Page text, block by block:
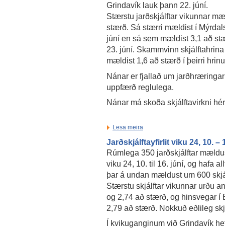
Grindavík lauk þann 22. júní.
Stærstu jarðskjálftar vikunnar
stærð. Sá stærri mældist í
júní en sá sem mældist 3,1 að
23. júní. Skammvinn
mældist 1,6 að stærð í þeirri
Nánar er fjallað um
uppfærð reglulega.
Nánar má skoða skjálftavirkni
Lesa meira
Jarðskjálftayfirlit viku 24, 10. –
Rúmlega 350 jarðskjálftar
viku 24, 10. til 16. júní, og hafa
þar á undan mældust um 600
Stærstu skjálftar vikunnar urðu
og 2,74 að stærð, og hinsvegar í
2,79 að stærð. Nokkuð eðlileg
Í kvikuganginum við Grindavík